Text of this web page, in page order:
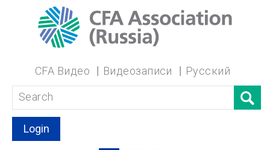
CFA Видео Видеозаписи Русский
Login